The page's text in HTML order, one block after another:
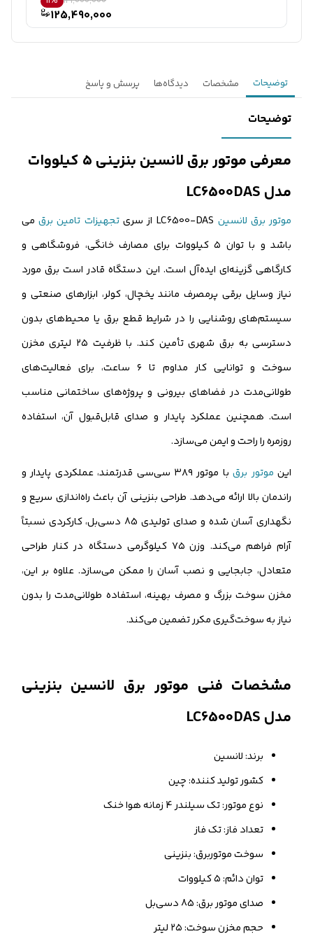
125,490,000
توضیحات مشخصات دیدگاه‌ها پرسش و پاسخ
توضیحات
معرفی موتور برق لانسین بنزینی ۵ کیلووات
مدل LC6500DAS
موتور برق لانسین تجهیزات تامین برق می
باشد و با توان ۵ کیلووات برای مصارف خانگی، فروشگاهی و
کارگاهی گزینه‌ای ایده‌آل است. این دستگاه قادر است برق مورد
نیاز وسایل برقی پرمصرف مانند یخچال، کولر، ابزارهای صنعتی و
سیستم‌های روشنایی را در شرایط قطع برق یا محیط‌های بدون
دسترسی به برق شهری تأمین کند. با ظرفیت ۲۵ لیتری مخزن
سوخت و توانایی کار مداوم تا ۶ ساعت، برای فعالیت‌های
طولانی‌مدت در فضاهای بیرونی و پروژه‌های ساختمانی مناسب
است. همچنین عملکرد پایدار و صدای قابل‌قبول آن، استفاده
روزمره را راحت و ایمن می‌سازد.
این موتور برق
با موتور ۳۸۹ سی‌سی قدرتمند، عملکردی پایدار و
راندمان بالا ارائه می‌دهد. طراحی بنزینی آن باعث راه‌اندازی سریع و
نگهداری آسان شده و صدای تولیدی 85 دسی‌بل، کارکردی نسبتاً
آرام فراهم می‌کند. وزن ۷۵ کیلوگرمی دستگاه در کنار طراحی
متعادل، جابجایی و نصب آسان را ممکن می‌سازد. علاوه بر این،
مخزن سوخت بزرگ و مصرف بهینه، استفاده طولانی‌مدت را بدون
نیاز به سوخت‌گیری مکرر تضمین می‌کند.
مشخصات فنی موتور برق لانسین بنزینی
مدل LC6500DAS
برند: لانسین
کشور تولید کننده: چین
نوع موتور: تک سیلندر 4 زمانه هوا خنک
تعداد فاز: تک فاز
سوخت موتوربرق: بنزینی
توان دائم: ۵ کیلووات
صدای موتور برق: 85 دسی‌بل
حجم مخزن سوخت: ۲۵ لیتر